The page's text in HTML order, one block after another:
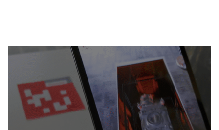
További tudnivalók